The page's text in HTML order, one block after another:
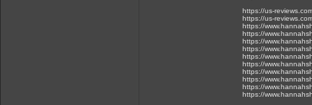
https://us-
https://us-
https://
https://
https://
https://
https://
https://
https://
https://
https://
https://